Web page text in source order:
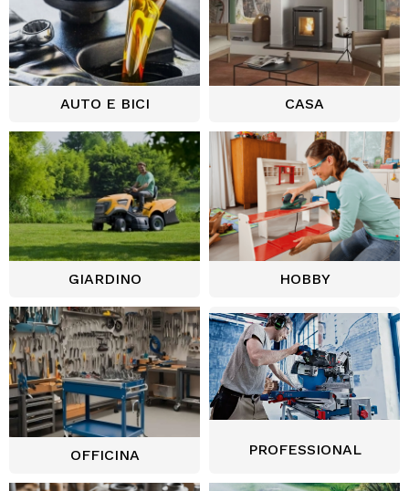
AUTO E BICI CASA
GIARDINO HOBBY
OFFICINA PROFESSIONAL